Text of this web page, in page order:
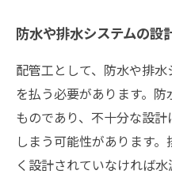
防水や排水システムの設
配管工として、防水や排
を払う必要があります。
ものであり、不十分な設
しまう可能性があります
く設計されていなければ